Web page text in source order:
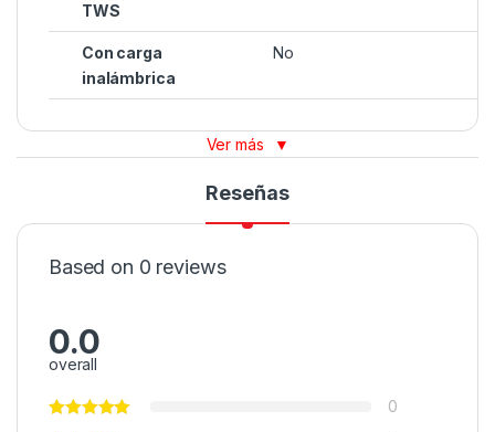
TWS
Con carga
inalámbrica
No
Ver más ▼
Reseñas
Based on 0 reviews
0.0
overall
0